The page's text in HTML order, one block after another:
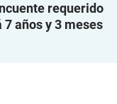
requerido
años y 3 meses